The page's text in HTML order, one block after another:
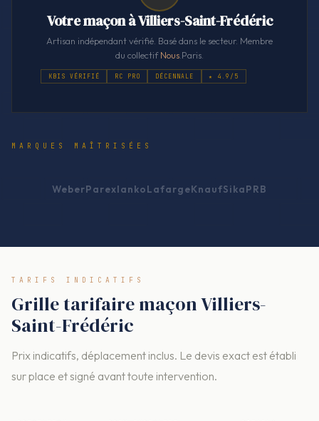
Votre maçon à Villiers-Saint-Frédéric
Artisan indépendant vérifié. Basé dans le secteur. Membre
du collectifNous .Paris.
KBIS VÉRIFIÉ RC PRO DÉCENNALE ★ 4.9/5
MARQUES MAÎTRISÉES
WeberParexlankoLafargeKnaufSikaPRB
TARIFS INDICATIFS
Grille tarifaire maçon Villiers-
Saint-Frédéric
Prix indicatifs, déplacement inclus. Le devis exact est établi
sur place et signé avant toute intervention.